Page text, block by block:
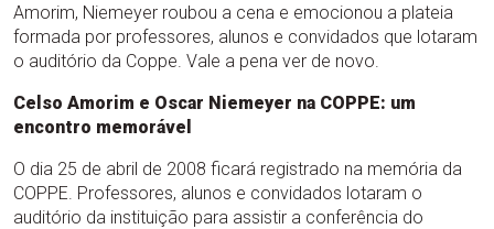
Amorim, Niemeyer roubou a cena e emocionou a plateia
formada por professores, alunos e convidados que lotaram
o auditório da Coppe. Vale a pena ver de novo.
Celso Amorim e Oscar Niemeyer na COPPE: um
encontro memorável
O dia 25 de abril de 2008 ficará registrado na memória da
COPPE. Professores, alunos e convidados lotaram o
auditório da instituição para assistir a conferência do